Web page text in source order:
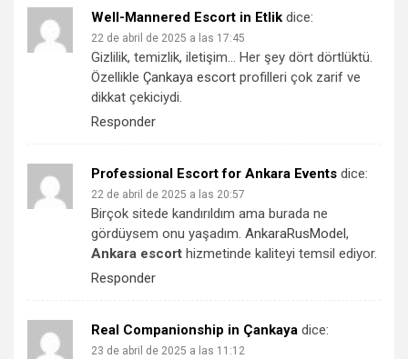
Well-Mannered Escort in Etlik dice:
22 de abril de 2025 a las 17:45
Gizlilik, temizlik, iletişim… Her şey dört dörtlüktü.
Özellikle Çankaya escort profilleri çok zarif ve
dikkat çekiciydi.
Responder
Professional Escort for Ankara Events dice:
22 de abril de 2025 a las 20:57
Birçok sitede kandırıldım ama burada ne
gördüysem onu yaşadım. AnkaraRusModel,
Ankara escort hizmetinde kaliteyi temsil ediyor.
Responder
Real Companionship in Çankaya dice:
23 de abril de 2025 a las 11:12